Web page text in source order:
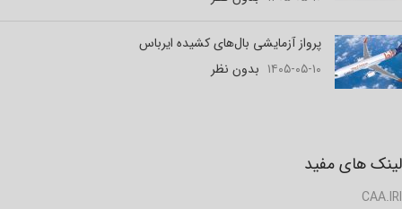
پرواز آزمایشی بال‌های کشیده ایرباس
۱۴۰۵-۰۵-۱۰ بدون نظر
لینک های مفید
CAA.IRI